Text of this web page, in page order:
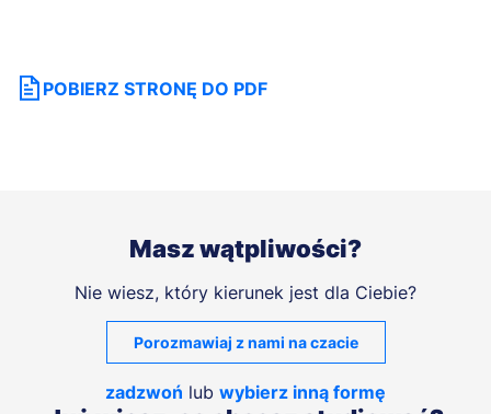
POBIERZ STRONĘ DO PDF
Masz wątpliwości?
Nie wiesz, który kierunek jest dla Ciebie?
Porozmawiaj z nami na czacie
zadzwoń lub wybierz inną formę